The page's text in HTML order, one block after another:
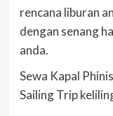
rencana liburan
dengan senang
anda.
Sewa Kapal
Sailing Trip